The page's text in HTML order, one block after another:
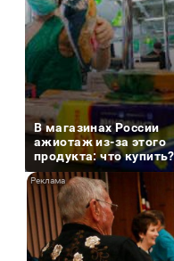
В магазинах России
ажиотаж из-за этого
продукта: что купить?